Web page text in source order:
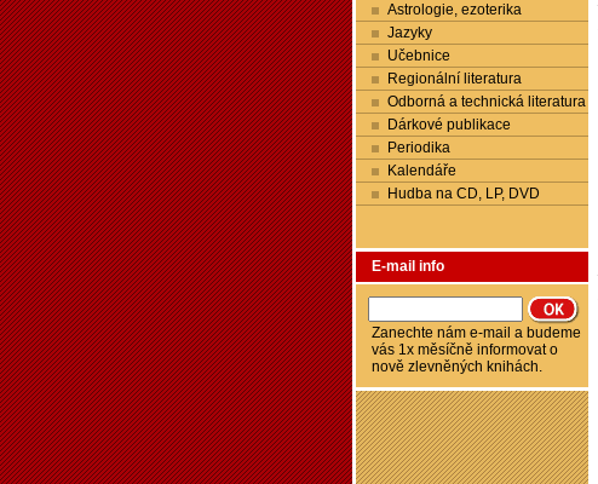
Astrologie, ezoterika
Jazyky
Učebnice
Regionální literatura
Odborná a technická literatura
Dárkové publikace
Periodika
Kalendáře
Hudba na CD, LP, DVD
E-mail info
Zanechte nám e-mail a budeme
vás 1x měsíčně informovat o
nově zlevněných knihách.